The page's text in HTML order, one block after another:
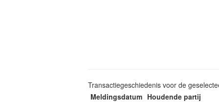
Transactiegeschiedenis voor de
Meldingsdatum Houdende partij